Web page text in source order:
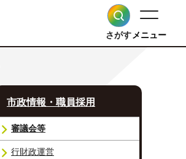
さがすメニュー
市政情報・職員採用
審議会等
行財政運営